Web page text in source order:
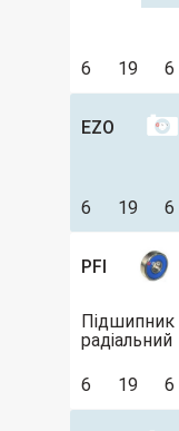
6 19 6
EZO
6 19 6
PFI
Підшипник
радіальний
6 19 6